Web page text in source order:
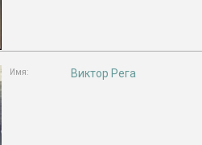
Имя: Виктор Рега